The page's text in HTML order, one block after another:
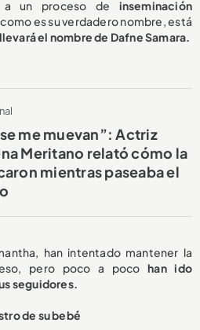
a un proceso de inseminación
es su verdadero nombre, está
el nombre de Dafne Samara.
me muevan”: Actriz
Meritano relató cómo la
mientras paseaba el
han intentado mantener la
pero poco a pocohan ido
seguidores.
de su bebé